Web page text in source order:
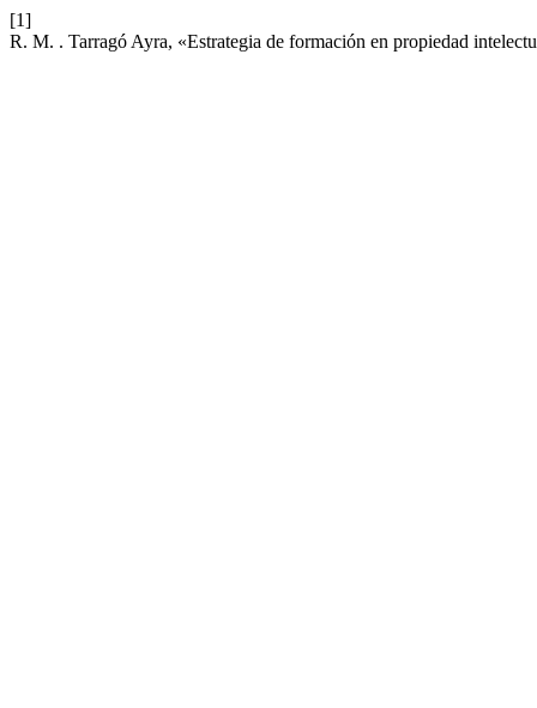
[1]
R. M. . Tarragó Ayra, «Estrategia de formación en propiedad